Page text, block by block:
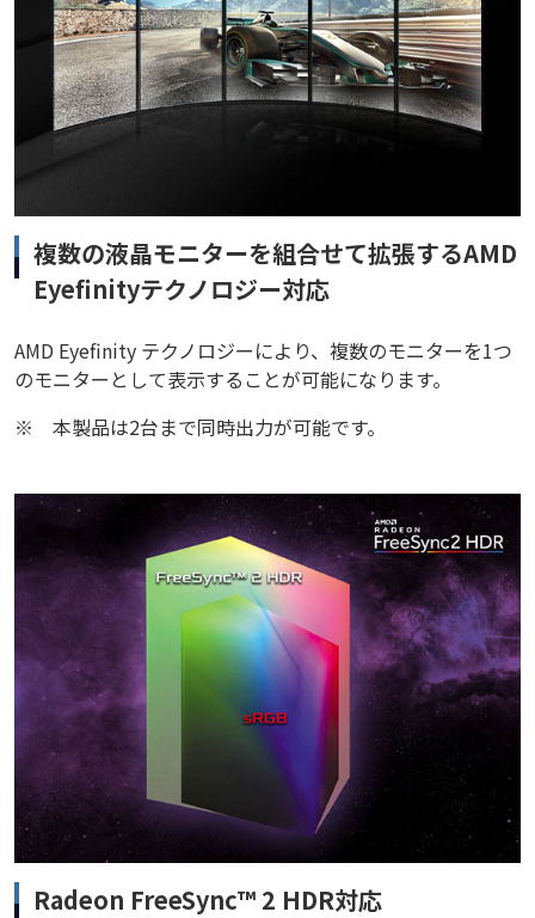
複数の液晶モニターを組合せて拡張するAMD
Eyefinityテクノロジー対応
AMD Eyefinity テクノロジーにより、複数のモニターを1つ
のモニターとして表示することが可能になります。
※
本製品は2台まで同時出力が可能です。
Radeon FreeSync™ 2 HDR対応